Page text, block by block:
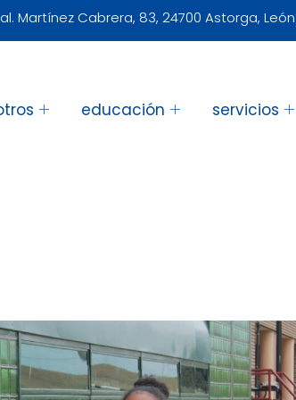
Martínez Cabrera, 83, 24700 Astorga, León
educación servicios